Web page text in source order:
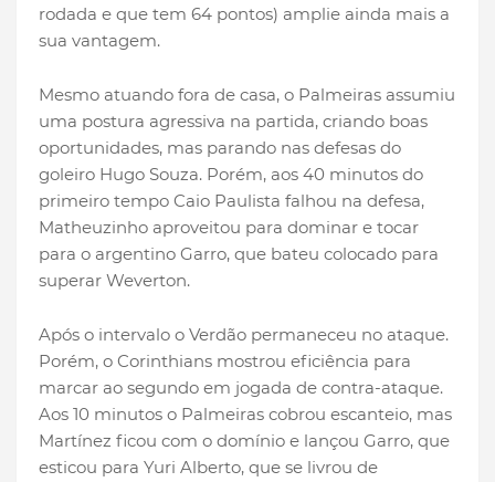
rodada e que tem 64 pontos) amplie ainda mais a
sua vantagem.
Mesmo atuando fora de casa, o Palmeiras assumiu
uma postura agressiva na partida, criando boas
oportunidades, mas parando nas defesas do
goleiro Hugo Souza. Porém, aos 40 minutos do
primeiro tempo Caio Paulista falhou na defesa,
Matheuzinho aproveitou para dominar e tocar
para o argentino Garro, que bateu colocado para
superar Weverton.
Após o intervalo o Verdão permaneceu no ataque.
Porém, o Corinthians mostrou eficiência para
marcar ao segundo em jogada de contra-ataque.
Aos 10 minutos o Palmeiras cobrou escanteio, mas
Martínez ficou com o domínio e lançou Garro, que
esticou para Yuri Alberto, que se livrou de